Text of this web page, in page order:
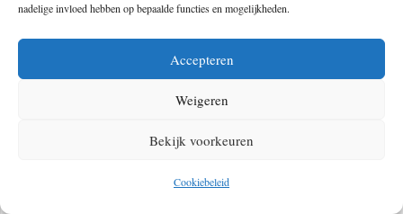
nadelige invloed hebben op bepaalde functies en mogelijkheden.
Accepteren
Weigeren
Bekijk voorkeuren
Cookiebeleid